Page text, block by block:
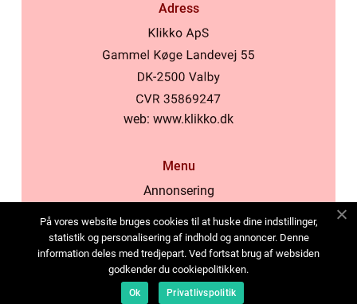
Adress
web: www.klikko.dk
Menu
Annonsering
Cookies
Kontakta oss
Sitemap
På vores website bruges cookies til at huske dine indstillinger,
statistik og personalisering af indhold og annoncer. Denne
information deles med tredjepart. Ved fortsat brug af websiden
godkender du cookiepolitikken.
Ok Privatlivspolitik